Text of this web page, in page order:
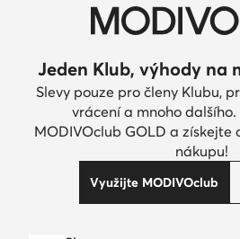
Jeden Klub, výhody na
Slevy pouze pro členy Klubu,
vrácení a mnoho
MODIVOclub GOLD a získejte
nákupu!
Využijte MODIVOclub